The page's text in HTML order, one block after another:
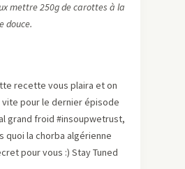
mettre 250g de carottes à la
douce.
recette vous plaira et on
pour le dernier épisode
grand froid #insoupwetrust,
quoi la chorba algérienne
pour vous :) Stay Tuned